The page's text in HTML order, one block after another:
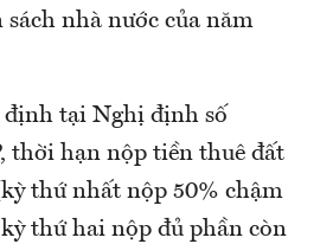
nhà nước của năm
định tại Nghị định số
thời hạn nộp tiền thuê đất
thứ nhất nộp 50% chậm
thứ hai nộp đủ phần còn